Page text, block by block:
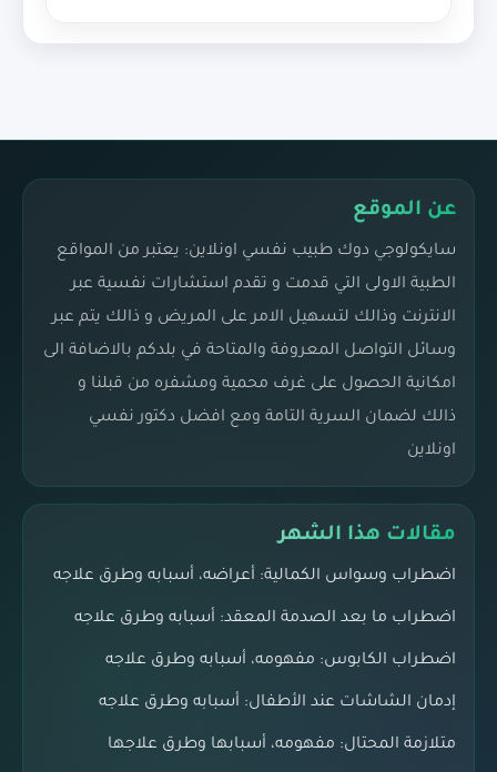
عن الموقع
سايكولوجي دوك طبيب نفسي اونلاين: يعتبر من المواقع
الطبية الاولى التي قدمت و تقدم استشارات نفسية عبر
الانترنت وذالك لتسهيل الامر على المريض و ذالك يتم عبر
وسائل التواصل المعروفة والمتاحة في بلدكم بالاضافة الى
امكانية الحصول على غرف محمية ومشفره من قبلنا و
ذالك لضمان السرية التامة ومع افضل دكتور نفسي
اونلاين
مقالات هذا الشهر
اضطراب وسواس الكمالية: أعراضه، أسبابه وطرق علاجه
اضطراب ما بعد الصدمة المعقد: أسبابه وطرق علاجه
اضطراب الكابوس: مفهومه، أسبابه وطرق علاجه
إدمان الشاشات عند الأطفال: أسبابه وطرق علاجه
متلازمة المحتال: مفهومه، أسبابها وطرق علاجها